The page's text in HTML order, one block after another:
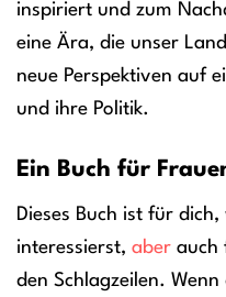
inspiriert und zum
eine Ära, die unser
neue Perspektiven auf
und ihre Politik.
Ein Buch für
Dieses Buch ist für
interessierst, aber auch
den Schlagzeilen.